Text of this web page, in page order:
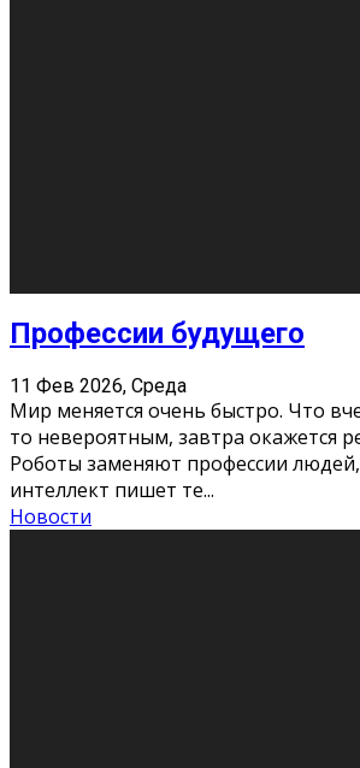
Как бороться со
11 Фев 2026, Среда
Стресс – нормальная реакция
факторов, воздействующих на
больше, чем ресурсов. Есть советы,
стрессовым состояни
Новости